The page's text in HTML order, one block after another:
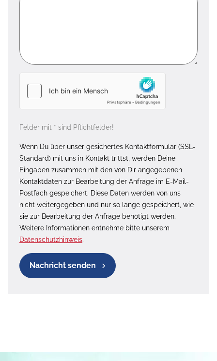
Felder mit * sind Pflichtfelder!
Wenn Du über unser gesichertes Kontaktformular (SSL-
Standard) mit uns in Kontakt trittst, werden Deine
Eingaben zusammen mit den von Dir angegebenen
Kontaktdaten zur Bearbeitung der Anfrage im E-Mail-
Postfach gespeichert. Diese Daten werden von uns
nicht weitergegeben und nur so lange gespeichert, wie
sie zur Bearbeitung der Anfrage benötigt werden.
Weitere Informationen entnehme bitte unserem
Datenschutzhinweis.
Nachricht senden